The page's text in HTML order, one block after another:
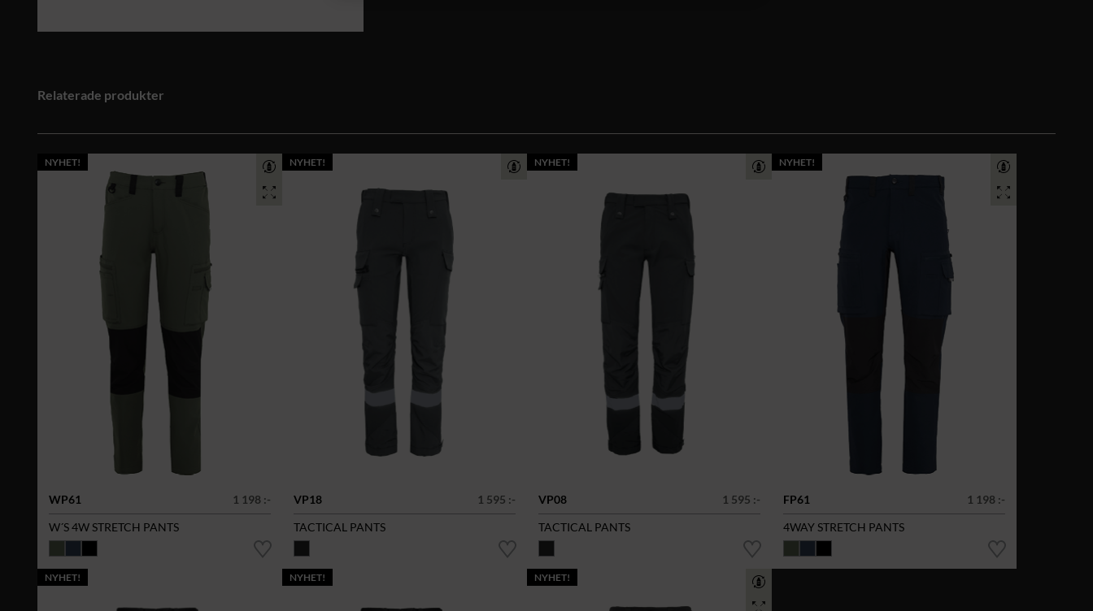
Relaterade produkter
NYHET!
WP61
1 198 :-
W´S 4W STRETCH PANTS
NYHET!
VP18
1 595 :-
TACTICAL PANTS
NYHET!
VP08
1 595 :-
TACTICAL PANTS
NYHET!
FP61
1 198 :-
4WAY STRETCH PANTS
NYHET! NYHET! NYHET!